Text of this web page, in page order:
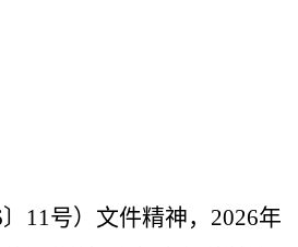
〕 11号）文件精神， 2026年